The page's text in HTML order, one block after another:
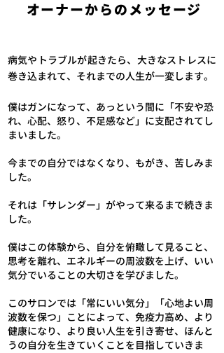
​オーナーからのメッセージ
病気やトラブルが起きたら、大きなストレスに
巻き込まれて、それまでの人生が一変します。
僕はガンになって、あっという間に「不安や恐
れ、心配、怒り、不足感など」に支配されてし
まいました。
今までの自分ではなくなり、もがき、苦しみま
した。
それは「サレンダー」がやって来るまで続きま
した。
僕はこの体験から、自分を俯瞰して見ること、
思考を離れ、エネルギーの周波数を上げ、いい
気分でいることの大切さを学びました。
このサロンでは「常にいい気分」「心地よい周
波数を保つ」ことによって、免疫力高め、より
健康になり、より良い人生を引き寄せ、ほんと
うの自分を生きていくことを目指していきま